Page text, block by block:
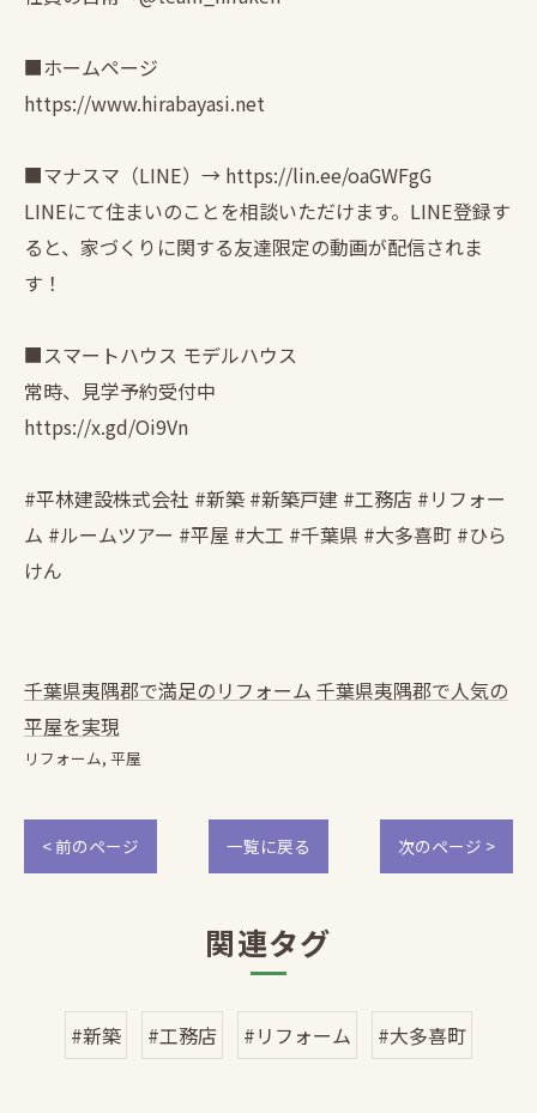
■ホームページ
https://www.hirabayasi.net
■マナスマ（LINE）→ https://lin.ee/oaGWFgG
LINEにて住まいのことを相談いただけます。LINE登録す
ると、家づくりに関する友達限定の動画が配信されま
す！
■スマートハウス モデルハウス
常時、見学予約受付中
https://x.gd/Oi9Vn
#平林建設株式会社 #新築 #新築戸建 #工務店 #リフォー
ム #ルームツアー #平屋 #大工 #千葉県 #大多喜町 #ひら
けん
千葉県夷隅郡で満足のリフォーム 千葉県夷隅郡で人気の
平屋を実現
リフォーム 平屋
< 前のページ 一覧に戻る 次のページ >
関連タグ
#新築 #工務店 #リフォーム #大多喜町